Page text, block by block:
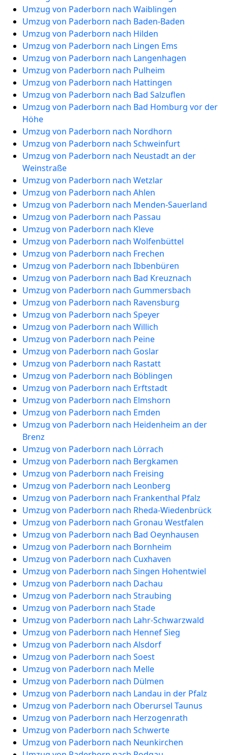
Umzug von Paderborn nach Waiblingen
Umzug von Paderborn nach Baden-Baden
Umzug von Paderborn nach Hilden
Umzug von Paderborn nach Lingen Ems
Umzug von Paderborn nach Langenhagen
Umzug von Paderborn nach Pulheim
Umzug von Paderborn nach Hattingen
Umzug von Paderborn nach Bad Salzuflen
Umzug von Paderborn nach Bad Homburg vor der
Höhe
Umzug von Paderborn nach Nordhorn
Umzug von Paderborn nach Schweinfurt
Umzug von Paderborn nach Neustadt an der
Weinstraße
Umzug von Paderborn nach Wetzlar
Umzug von Paderborn nach Ahlen
Umzug von Paderborn nach Menden-Sauerland
Umzug von Paderborn nach Passau
Umzug von Paderborn nach Kleve
Umzug von Paderborn nach Wolfenbüttel
Umzug von Paderborn nach Frechen
Umzug von Paderborn nach Ibbenbüren
Umzug von Paderborn nach Bad Kreuznach
Umzug von Paderborn nach Gummersbach
Umzug von Paderborn nach Ravensburg
Umzug von Paderborn nach Speyer
Umzug von Paderborn nach Willich
Umzug von Paderborn nach Peine
Umzug von Paderborn nach Goslar
Umzug von Paderborn nach Rastatt
Umzug von Paderborn nach Böblingen
Umzug von Paderborn nach Erftstadt
Umzug von Paderborn nach Elmshorn
Umzug von Paderborn nach Emden
Umzug von Paderborn nach Heidenheim an der
Brenz
Umzug von Paderborn nach Lörrach
Umzug von Paderborn nach Bergkamen
Umzug von Paderborn nach Freising
Umzug von Paderborn nach Leonberg
Umzug von Paderborn nach Frankenthal Pfalz
Umzug von Paderborn nach Rheda-Wiedenbrück
Umzug von Paderborn nach Gronau Westfalen
Umzug von Paderborn nach Bad Oeynhausen
Umzug von Paderborn nach Bornheim
Umzug von Paderborn nach Cuxhaven
Umzug von Paderborn nach Singen Hohentwiel
Umzug von Paderborn nach Dachau
Umzug von Paderborn nach Straubing
Umzug von Paderborn nach Stade
Umzug von Paderborn nach Lahr-Schwarzwald
Umzug von Paderborn nach Hennef Sieg
Umzug von Paderborn nach Alsdorf
Umzug von Paderborn nach Soest
Umzug von Paderborn nach Melle
Umzug von Paderborn nach Dülmen
Umzug von Paderborn nach Landau in der Pfalz
Umzug von Paderborn nach Oberursel Taunus
Umzug von Paderborn nach Herzogenrath
Umzug von Paderborn nach Schwerte
Umzug von Paderborn nach Neunkirchen